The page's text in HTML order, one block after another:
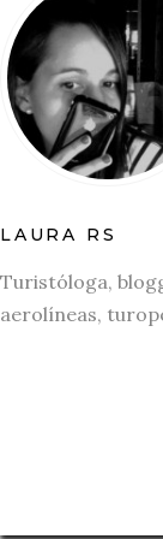
LAURA RS
Turistóloga,
aerolíneas,